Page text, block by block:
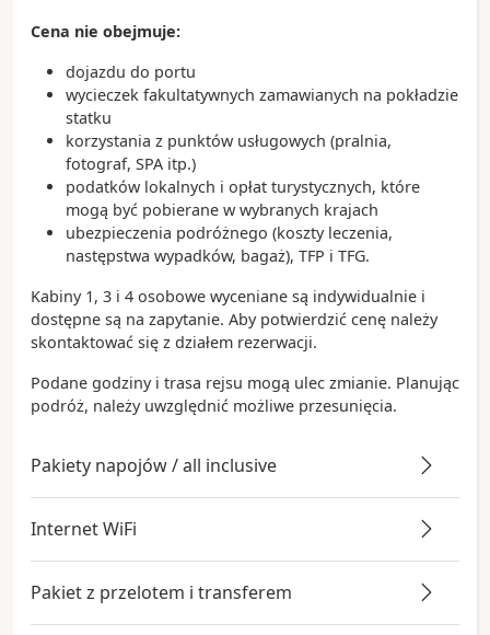
Cena nie obejmuje:
dojazdu do portu
wycieczek fakultatywnych zamawianych na pokładzie
statku
korzystania z punktów usługowych (pralnia,
fotograf, SPA itp.)
podatków lokalnych i opłat turystycznych, które
mogą być pobierane w wybranych krajach
ubezpieczenia podróżnego (koszty leczenia,
następstwa wypadków, bagaż), TFP i TFG.
Kabiny 1, 3 i 4 osobowe wyceniane są indywidualnie i
dostępne są na zapytanie. Aby potwierdzić cenę należy
skontaktować się z działem rezerwacji.
Podane godziny i trasa rejsu mogą ulec zmianie. Planując
podróż, należy uwzględnić możliwe przesunięcia.
Pakiety napojów / all inclusive
Internet WiFi
Pakiet z przelotem i transferem